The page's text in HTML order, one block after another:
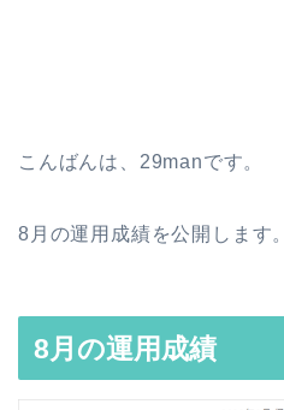
こんばんは、29manです。
8月の運用成績を公開します。
8月の運用成績